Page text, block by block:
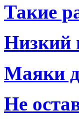
Такие
Низкий
Маяки
Не